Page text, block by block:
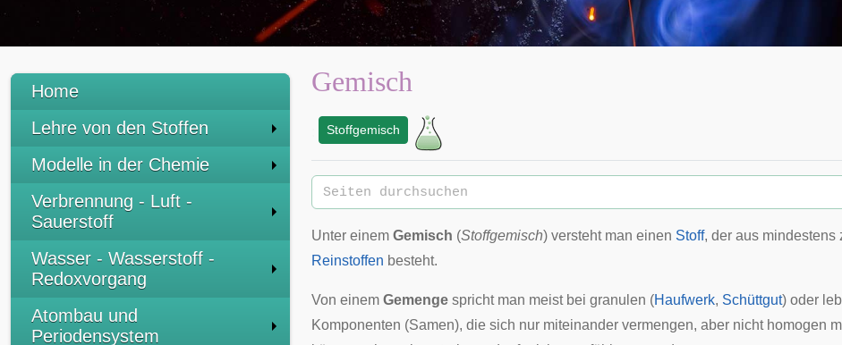
Home
Lehre von den Stoffen
Modelle in der Chemie
Verbrennung - Luft -
Sauerstoff
Wasser - Wasserstoff -
Redoxvorgang
Atombau und
Periodensystem
Gemisch
Stoffgemisch
Unter einem Gemisch (Stoffgemisch) versteht man einen Stoff, der aus mindestens
Reinstoffen besteht.
Von einem Gemenge spricht man meist bei granulen (Haufwerk, Schüttgut) oder
Komponenten (Samen), die sich nur miteinander vermengen, aber nicht homogen